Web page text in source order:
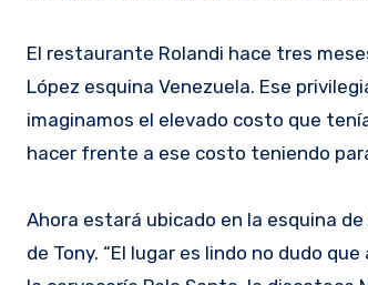
El restaurante Rolandi hace tres
López esquina Venezuela. Ese
imaginamos el elevado costo que
hacer frente a ese costo teniendo
Ahora estará ubicado en la esquina
de Tony. “El lugar es lindo no dudo